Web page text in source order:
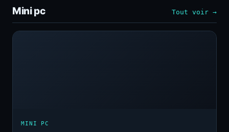
Mini pc Tout voir →
MINI PC